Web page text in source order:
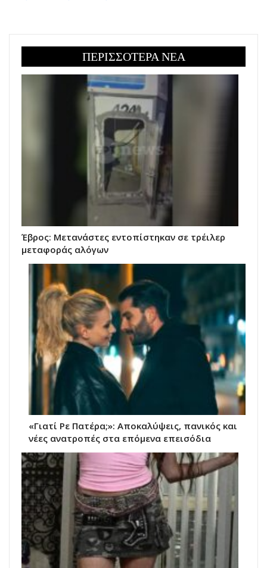
ΠΕΡΙΣΣΟΤΕΡΑ ΝΕΑ
Έβρος: Μετανάστες εντοπίστηκαν σε τρέιλερ
μεταφοράς αλόγων
«Γιατί Ρε Πατέρα;»: Αποκαλύψεις, πανικός και
νέες ανατροπές στα επόμενα επεισόδια